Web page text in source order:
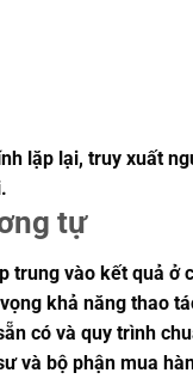
lặp lại, truy xuất
tự
trung vào kết quả
khả năng thao
có và quy trình
và bộ phận mua